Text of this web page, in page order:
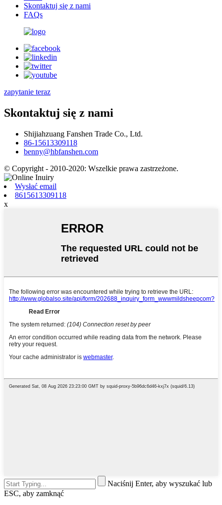
Skontaktuj się z nami
FAQs
zapytanie teraz
Skontaktuj się z nami
Shijiahzuang Fanshen Trade Co., Ltd.
86-15613309118
benny@hbfanshen.com
© Copyright - 2010-2020: Wszelkie prawa zastrzeżone.
Wysłać email
8615613309118
x
Naciśnij Enter, aby wyszukać lub
ESC, aby zamknąć